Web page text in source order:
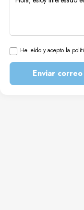
He leído y acepto la
Enviar correo